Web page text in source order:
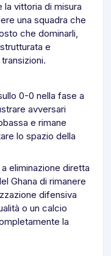
vittoria di misura
una squadra che
che dominarli,
e
0-0 nella fase a
avversari
e rimane
lo spazio della
eliminazione diretta
Ghana di rimanere
difensiva
o un calcio
la